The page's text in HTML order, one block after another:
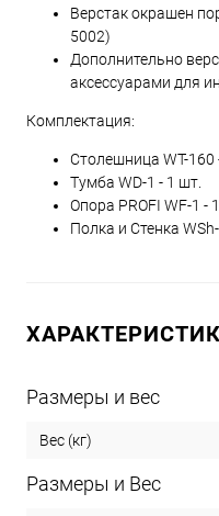
Верстак окрашен
5002)
Дополнительно
аксессуарами для
Комплектация:
Столешница WT-160
Тумба WD-1 - 1 шт.
Опора PROFI WF-1 -
Полка и Стенка
Размеры и вес
Вес (кг)
Размеры и Вес